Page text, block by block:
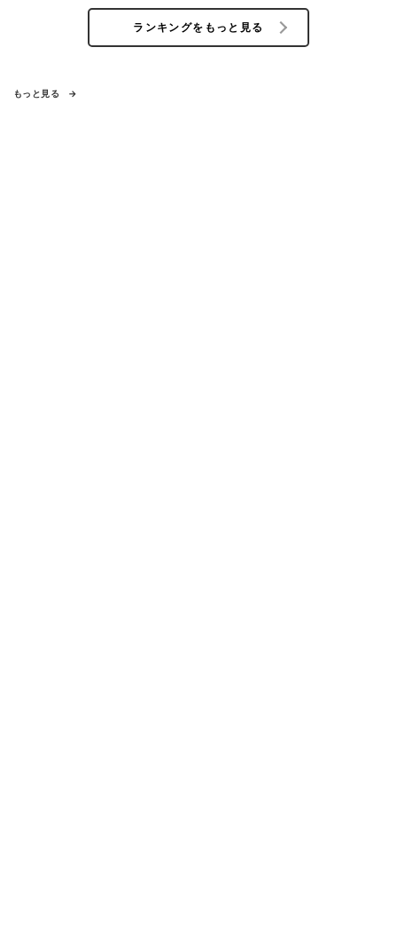
ランキングをもっと見る
もっと見る